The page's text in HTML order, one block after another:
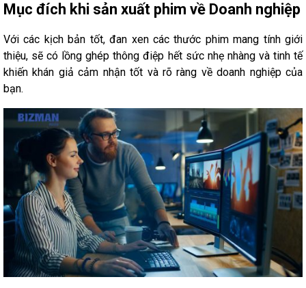
Mục đích khi sản xuất phim về Doanh nghiệp
Với các kịch bản tốt, đan xen các thước phim mang tính giới
thiệu, sẽ có lồng ghép thông điệp hết sức nhẹ nhàng và tinh tế
khiến khán giả cảm nhận tốt và rõ ràng về doanh nghiệp của
bạn.